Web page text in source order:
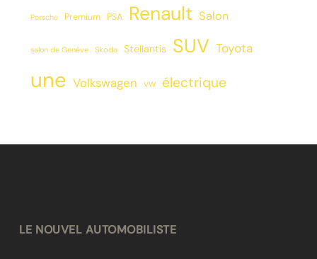
Porsche Premium PSA Renault Salon
salon de Genève Skoda Stellantis SUV Toyota
une Volkswagen VW électrique
LE NOUVEL AUTOMOBILISTE